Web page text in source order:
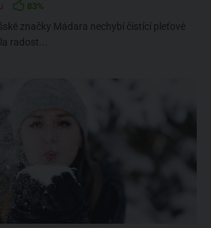
83%
značky Mádara nechybí čistící pleťové
radost...